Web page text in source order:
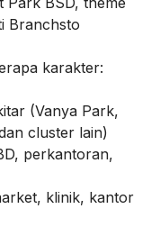
Branchsto
karakter:
(Vanya Park,
cluster lain)
perkantoran,
klinik, kantor